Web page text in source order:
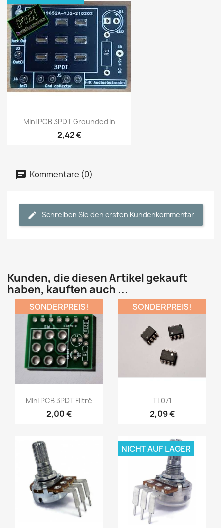
Mini PCB 3PDT Grounded In
2,42 €
Kommentare (0)
Schreiben Sie den ersten Kundenkommentar
Kunden, die diesen Artikel gekauft
haben, kauften auch ...
Mini PCB 3PDT Filtré
2,00 €
SONDERPREIS!
TL071
2,09 €
SONDERPREIS!
NICHT AUF LAGER